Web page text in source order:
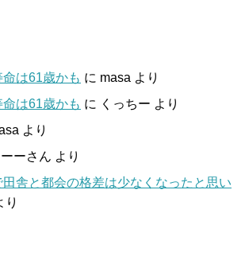
は61歳かも に masa より
は61歳かも に くっちー より
より
ーさん より
舎と都会の格差は少なくなったと思い
り